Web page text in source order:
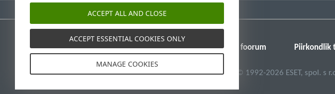
ESET-i teabebaas ESET-i foorum Piirkondlik
© 1992-2026 ESET, spol. s
ACCEPT ALL AND CLOSE
ACCEPT ESSENTIAL COOKIES ONLY
MANAGE COOKIES